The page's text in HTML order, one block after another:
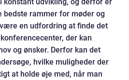
bedste rammer for møder og
en udfordring at finde det
der kan
og ønsker. Derfor kan det
hvilke muligheder der
at holde øje med, når man